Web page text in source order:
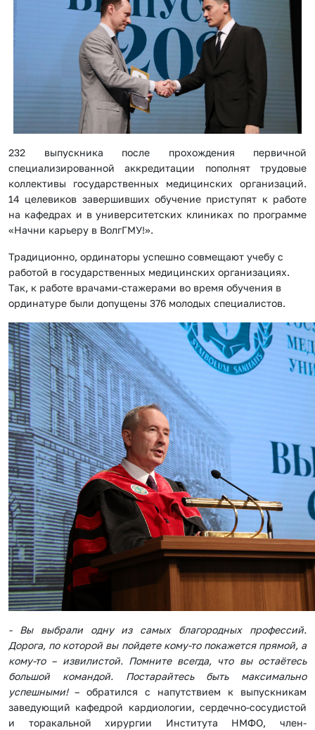
232 выпускника после прохождения первичной
специализированной аккредитации пополнят трудовые
коллективы государственных медицинских организаций.
14 целевиков завершивших обучение приступят к работе
на кафедрах и в университетских клиниках по программе
«Начни карьеру в ВолгГМУ!».
Традиционно, ординаторы успешно совмещают учебу с
работой в государственных медицинских организациях.
Так, к работе врачами-стажерами во время обучения в
ординатуре были допущены 376 молодых специалистов.
- Вы выбрали одну из самых благородных профессий.
Дорога, по которой вы пойдете кому-то покажется прямой, а
кому-то – извилистой. Помните всегда, что вы остаётесь
большой командой. Постарайтесь быть максимально
успешными! – обратился с напутствием к выпускникам
заведующий кафедрой кардиологии, сердечно-сосудистой
и торакальной хирургии Института НМФО, член-